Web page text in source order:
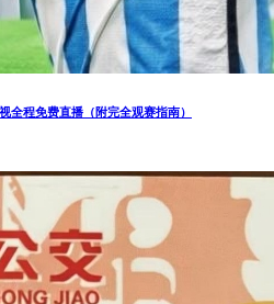
全程免费直播（附完全观赛指南）